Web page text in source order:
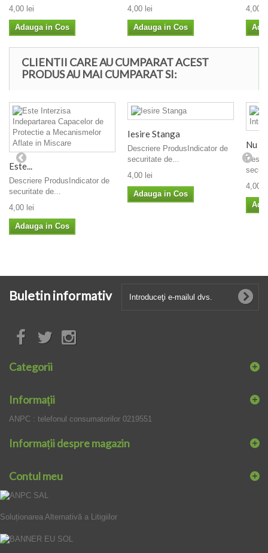
4,00 lei
Adauga in Cos
4,00 lei
Adauga in Cos
4,00
CLIENTII CARE AU CUMPARAT ACEST
PRODUS AU MAI CUMPARAT SI:
Este...
Descriere ProdusIndicator de
securitate de...
4,00 lei
Adauga in Cos
Iesire Stanga
Descriere ProdusIndicator de
securitate de...
4,00 lei
Adauga in Cos
Nu
4,00
Buletin informativ
Categorii
Informaţii
ANPC : telefonul consumatorilor 0219551
Informații despre magazin
Contul meu
Soluționarea Alternativă a Litigiilor